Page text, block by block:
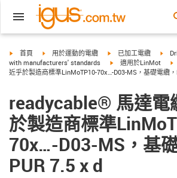
igus-icon-arrow-right
首頁 igus-icon-arrow-right
用於運動的電纜 igus-icon-arrow-right
已加工電纜
with manufacturers' standards
igus-icon-arrow-right
適用於LinMot
近乎於製造商標準LinMoTP10-70x…-D03-MS，基礎電纜
readycable® 馬達電
於製造商標準
70x…-D03-MS，基
PUR 7.5 x d